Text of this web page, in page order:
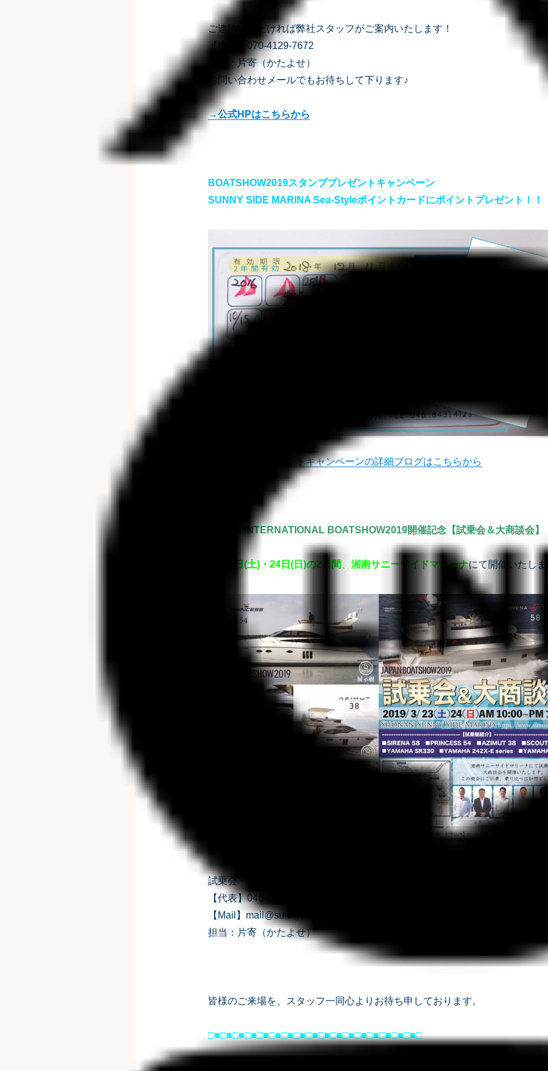
ご連絡いただければ弊社スタッフがご案内いたします！
【携帯】070-4129-7672
担当：片寄（かたよせ）
お問い合わせメールでもお待ちして下ります♪
→公式HPはこちらから
BOATSHOW2019スタンププレゼントキャンペーン
SUNNY SIDE MARINA Sea-Styleポイントカードにポイントプレゼント！！
→スタンププレゼントキャンペーンの詳細ブログはこちらから
JAPAN INTERNATIONAL BOATSHOW2019開催記念【試乗会＆大商談会】
3月23日(土)・24日(日)の2日間 湘南サニーサイドマリーナにて開催いたし
試乗会・大商談会のご予約・お申込みは、お電話又はメールにてお願い致し
【代表】046-856-7810 【携帯】070-4129-7672
【Mail】mail@sunnyside.co.jp
担当：片寄（かたよせ）
皆様のご来場を、スタッフ一同心よりお待ち申しております。
□■□■□■□■□■□■□■□■□■□■□■□■□■□■□■□■□■□